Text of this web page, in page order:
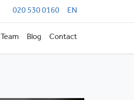
020 530 0160 EN
Team Blog Contact